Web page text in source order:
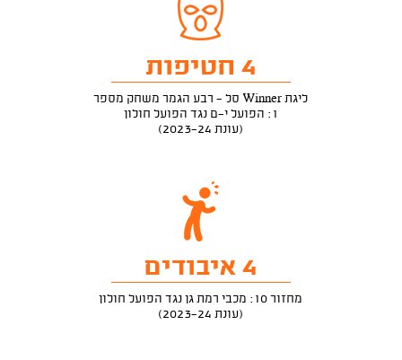
4 חטיפות
ליגת Winner סל - רבע הגמר משחק מספר
1: הפועל י-ם נגד הפועל חולון
(עונת 2023-24)
4 איבודים
מחזור 10: מכבי רמת גן נגד הפועל חולון
(עונת 2023-24)